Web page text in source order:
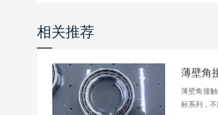
相关推荐
薄壁角接
标系列，